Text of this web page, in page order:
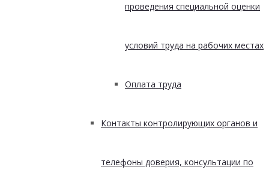
проведения специальной оценки
условий труда на рабочих местах
Оплата труда
Контакты контролирующих органов и
телефоны доверия, консультации по